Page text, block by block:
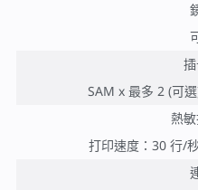
SAM x 最多 2 (可
熱
打印速度：30 行/